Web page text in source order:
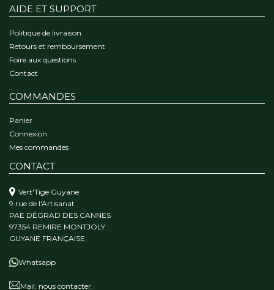
AIDE ET SUPPORT
Politique de livraison
Retours et remboursement
Foire aux questions
Contact
COMMANDES
Panier
Connexion
Mes commandes
CONTACT
Vert'Tige Guyane
9 rue de l'Artisanat
PAE DÉGRAD DES CANNES
97354 REMIRE MONTJOLY
GUYANE FRANÇAISE
Whatsapp
Mail: nous contacter.